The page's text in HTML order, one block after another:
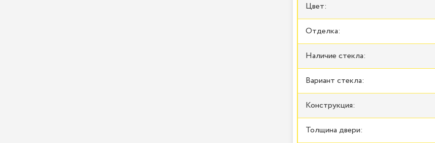
Цвет:
Отделка:
Наличие стекла:
Вариант стекла:
Конструкция:
Толщина двери: